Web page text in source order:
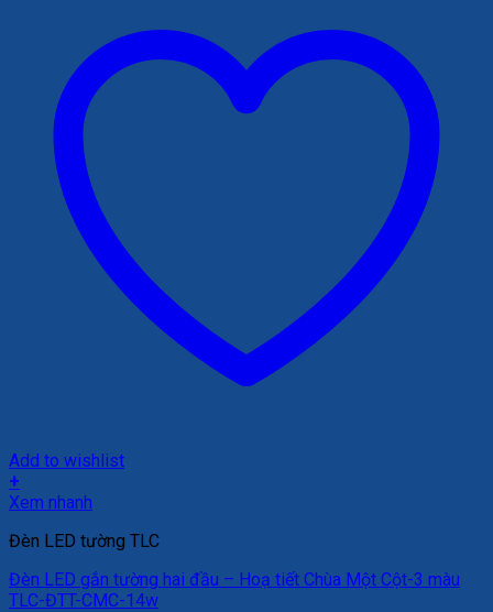
Add to wishlist
+
Xem nhanh
Đèn LED tường TLC
Đèn LED gắn tường hai đầu – Hoạ tiết Chùa Một Cột-3 màu
TLC-ĐTT-CMC-14w